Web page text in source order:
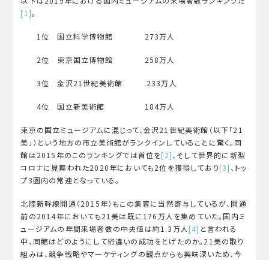
[1]。
1位 国立科学博物館 273万人
2位 東京国立博物館 258万人
3位 金沢21世紀美術館 233万人
4位 国立新美術館 184万人
東京の国立ミュージアムに混じって、金沢21世紀美術館（以下「21
美」）という地方の市立美術館がランクインしていることに驚く。同
館は2015年のこのランキングでは首位を[2]、そして世界的に新型
コロナに見舞われた2020年においても2位を獲得しており[3] 、トッ
プ3圏内の常連となっている。
北陸新幹線開通（2015年）もこの集客に当然寄与しているが、開通
前の2014年においても21美は既に176万人を集めていた。国内ミ
ュージアムの年間来場者数の中央値は約1.3万人[4] と言われる
中、同館はどのようにして桁違いの成功をとげたのか。21美の取り
組みは、競争戦略やマーケティングの観点からも興味深いため、今